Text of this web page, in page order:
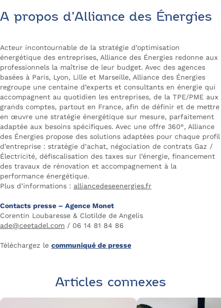
A propos d’Alliance des Énergies
Acteur incontournable de la stratégie d’optimisation
énergétique des entreprises, Alliance des Énergies redonne aux
professionnels la maîtrise de leur budget. Avec des agences
basées à Paris, Lyon, Lille et Marseille, Alliance des Énergies
regroupe une centaine d’experts et consultants en énergie qui
accompagnent au quotidien les entreprises, de la TPE/PME aux
grands comptes, partout en France, afin de définir et de mettre
en œuvre une stratégie énergétique sur mesure, parfaitement
adaptée aux besoins spécifiques. Avec une offre 360°, Alliance
des Énergies propose des solutions adaptées pour chaque profil
d’entreprise : stratégie d’achat, négociation de contrats Gaz /
Électricité, défiscalisation des taxes sur l’énergie, financement
des travaux de rénovation et accompagnement à la
performance énergétique.
Plus d’informations : alliancedeseenergies.fr
Contacts presse – Agence Monet
Corentin Loubaresse & Clotilde de Angelis
ade@ceetadel.com / 06 14 81 84 86
Téléchargez le communiqué de presse
Articles connexes